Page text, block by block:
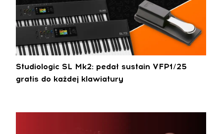
Studiologic SL Mk2: pedał sustain VFP1/25
gratis do każdej klawiatury